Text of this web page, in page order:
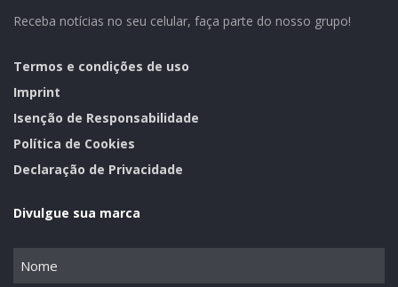
Receba notícias no seu celular, faça parte do nosso grupo!
Termos e condições de uso
Imprint
Isenção de Responsabilidade
Política de Cookies
Declaração de Privacidade
Divulgue sua marca